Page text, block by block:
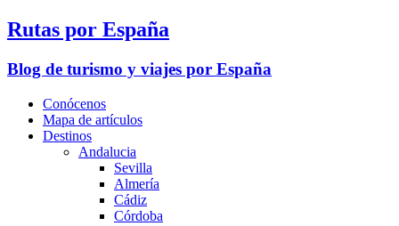
Rutas por España
Blog de turismo y viajes por España
Conócenos
Mapa de artículos
Destinos
Andalucia
Sevilla
Almería
Cádiz
Córdoba